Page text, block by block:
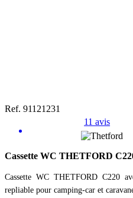
Ref. 91121231
11 avis
Cassette WC THETFORD
Cassette WC THETFORD C220
repliable pour camping-car et